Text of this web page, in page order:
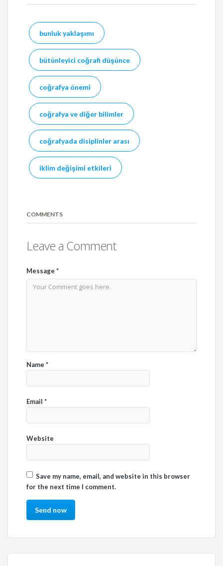
bunluk yaklaşımı
bütünleyici coğrafi düşünce
coğrafya önemi
coğrafya ve diğer bilimler
coğrafyada disiplinler arası
iklim değişimi etkileri
COMMENTS
Leave a Comment
Message*
Name*
Email*
Website
Save my name, email, and website in this browser
for the next time I comment.